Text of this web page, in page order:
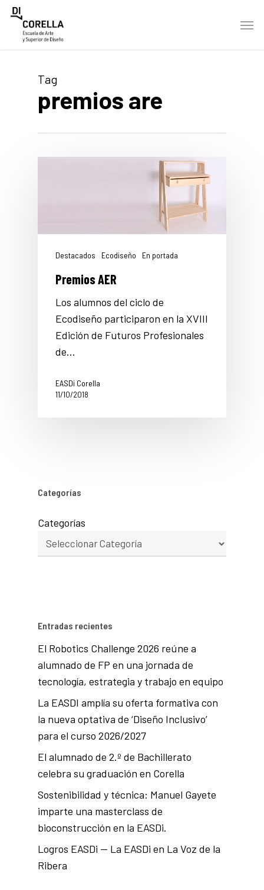
Skip
Menu
Tag
premios are
Destacados Ecodiseño En portada
Premios AER
Los alumnos del ciclo de
Ecodiseño participaron en la XVIII
Edición de Futuros Profesionales
de…
EASDi Corella
11/10/2018
Categorías
Categorías
Entradas recientes
El Robotics Challenge 2026 reúne a
alumnado de FP en una jornada de
tecnología, estrategia y trabajo en equipo
La EASDI amplía su oferta formativa con
la nueva optativa de ‘Diseño Inclusivo’
para el curso 2026/2027
El alumnado de 2.º de Bachillerato
celebra su graduación en Corella
Sostenibilidad y técnica: Manuel Gayete
imparte una masterclass de
bioconstrucción en la EASDi.
Logros EASDi — La EASDi en La Voz de la
Ribera